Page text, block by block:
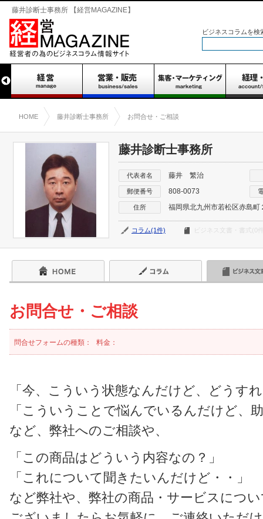
藤井診断士事務所 【経営MAGAZINE】
ビジネスコラムを検
HOME 藤井診断士事務所 お問合せ・ご相談
藤井診断士事務所
代表者名 藤井 繁治
郵便番号 808-0073
住所 福岡県北九州市若松区赤島町
コラム(1件) ビジネス文書・書式(0
お問合せ・ご相談
問合せフォームの種類： 料金：
「今、こういう状態なんだけど、どうす
「こういうことで悩んでいるんだけど、
など、弊社へのご相談や、
「この商品はどういう内容なの？」
「これについて聞きたいんだけど・・」
など弊社や、弊社の商品・サービスにつ